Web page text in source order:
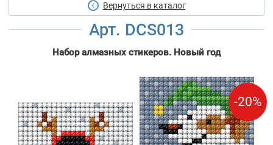
Вернуться в каталог
Арт. DCS013
Набор алмазных стикеров. Новый год
-20%